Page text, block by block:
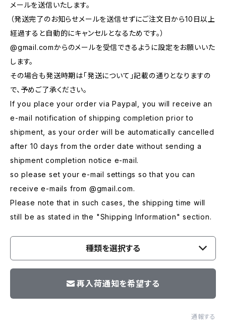
メールを送信いたします。
（発送完了のお知らせメールを送信せずにご注文日から10日以上
経過すると自動的にキャンセルとなるためです。）
@gmail.comからのメールを受信できるように設定をお願いいた
します。
その場合も発送時期は「発送について」記載の通りとなりますの
で、予めご了承ください。
If you place your order via Paypal, you will receive an
e-mail notification of shipping completion prior to
shipment, as your order will be automatically cancelled
after 10 days from the order date without sending a
shipment completion notice e-mail.
so please set your e-mail settings so that you can
receive e-mails from @gmail.com.
Please note that in such cases, the shipping time will
still be as stated in the "Shipping Information" section.
種類を選択する
再入荷通知を希望する
通報する